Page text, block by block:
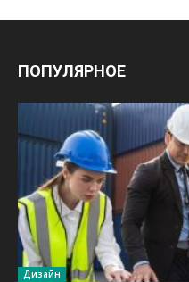
ПОПУЛЯРНОЕ
Дизайн